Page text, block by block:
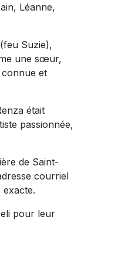
Léanne,
Suzie),
une sœur,
connue et
était
passionnée,
de Saint-
courriel
pour leur